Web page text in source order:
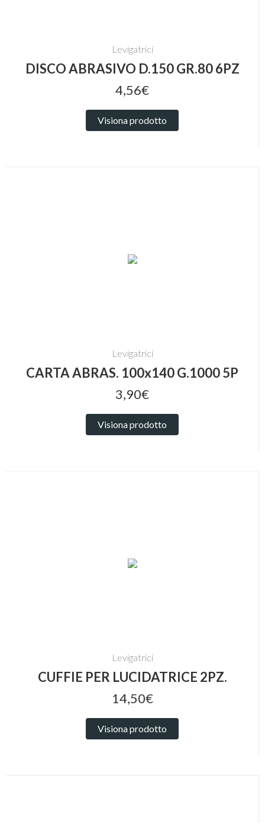
Levigatrici
DISCO ABRASIVO D.150 GR.80 6PZ
4,56€
Visiona prodotto
Levigatrici
CARTA ABRAS. 100x140 G.1000 5P
3,90€
Visiona prodotto
Levigatrici
CUFFIE PER LUCIDATRICE 2PZ.
14,50€
Visiona prodotto